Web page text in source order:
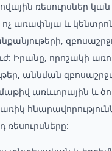
ռեսուրսներ
ոչ առափնյա և
Իրանը, որոշակի
աննման
առևտրային և
ռեսուրսները: